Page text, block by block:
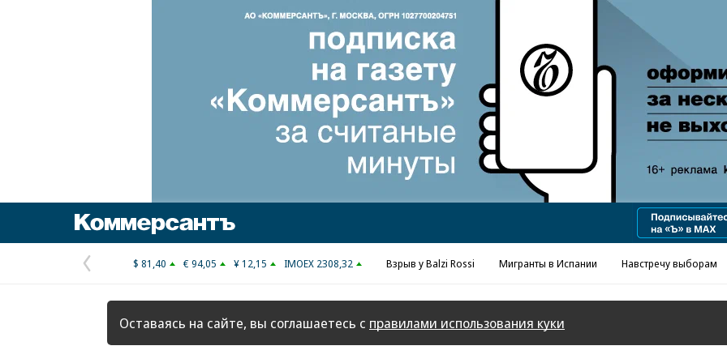
Реклама в «Ъ» www.kommersant.ru/ad
Предыдущая
страница
$ 81,40 € 94,05 ¥ 12,15 IMOEX 2308,32 Взрыв у Balzi Rossi Мигранты в Испании Навстречу выборам
Оставаясь на сайте, вы соглашаетесь с правилами использования куки